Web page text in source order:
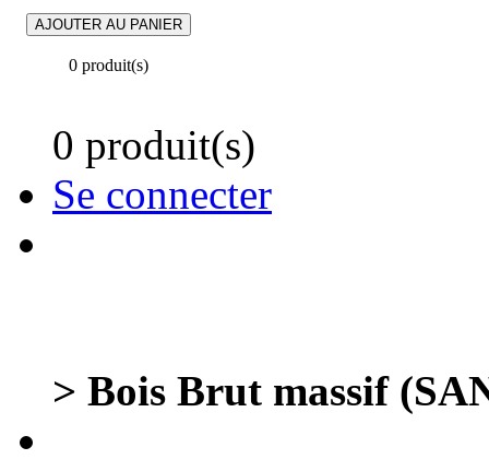
0 produit(s)
0 produit(s)
Se connecter
> Bois Brut massif